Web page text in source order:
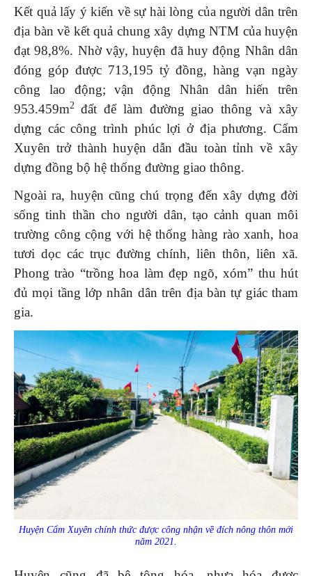
Kết quả lấy ý kiến về sự hài lòng của người dân trên
địa bàn về kết quả chung xây dựng NTM của huyện
đạt 98,8%. Nhờ vậy, huyện đã huy động Nhân dân
đóng góp được 713,195 tỷ đồng, hàng vạn ngày
công lao động; vận động Nhân dân hiến trên
953.459m2 đất để làm đường giao thông và xây
dựng các công trình phúc lợi ở địa phương. Cẩm
Xuyên trở thành huyện dẫn đầu toàn tỉnh về xây
dựng đồng bộ hệ thống đường giao thông.
Ngoài ra, huyện cũng chú trọng đến xây dựng đời
sống tinh thần cho người dân, tạo cảnh quan môi
trường công cộng với hệ thống hàng rào xanh, hoa
tươi dọc các trục đường chính, liên thôn, liên xã.
Phong trào “trồng hoa làm đẹp ngõ, xóm” thu hút
đủ mọi tầng lớp nhân dân trên địa bàn tự giác tham
gia.
Huyện Cẩm Xuyên chính thức được công nhận về đích nông thôn mới
năm 2021.